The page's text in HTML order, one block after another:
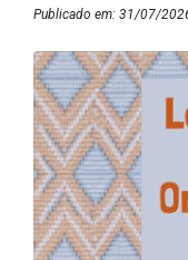
Publicado em: 31/07/